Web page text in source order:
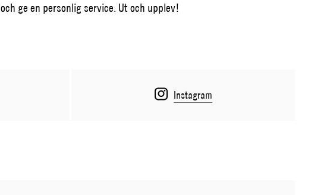
ge en personlig service. Ut och upplev!
Instagram